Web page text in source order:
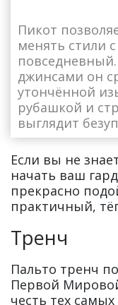
Пикот
менять стили
джинсами он
утончённой
рубашкой и
выглядит
Если вы не
начать ваш
прекрасно
практичный,
Тренч
Пальто тренч
Первой
честь тех